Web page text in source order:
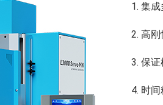
1. 集
2. 高
3. 保
4. 时